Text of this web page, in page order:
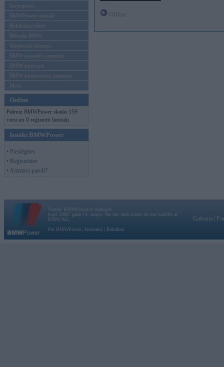
Autosports
BMWPower aktuāli
Reklāmas raksti
Mēneša BMW
Sērijveida tūnings
BMW pasaules jaunumi
BMW koncepti
BMW konkurentu jaunumi
Moto
Online
Pašreiz BMWPower skatās 159
viesi un 0 reģistrēti lietotāji.
Ienākt BMWPower
• Pieslēgties
• Reģistrēties
• Aizmirsi paroli?
Vortāls BMWPower.lv darbojas
kopš 2002. gada 14. maija. Tas nav auto klubs un nav saistīts ar
BMW AG.
Par BMWPower
Kontakti Reklāma
Galvena